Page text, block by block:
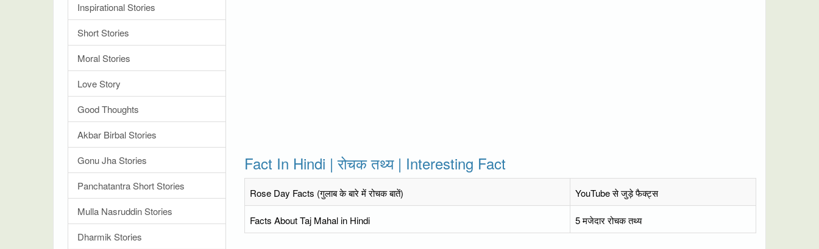
Fact In Hindi | रोचक तथ्य | Interesting Fact
Rose Day Facts (गुलाब के बारे में रोचक बातें) YouTube से जुड़े फैक्ट्स
Facts About Taj Mahal in Hindi 5 मजेदार रोचक तथ्य
Inspirational Stories
Short Stories
Moral Stories
Love Story
Good Thoughts
Akbar Birbal Stories
Gonu Jha Stories
Panchatantra Short Stories
Mulla Nasruddin Stories
Dharmik Stories